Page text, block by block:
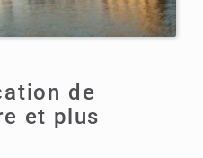
de
et plus